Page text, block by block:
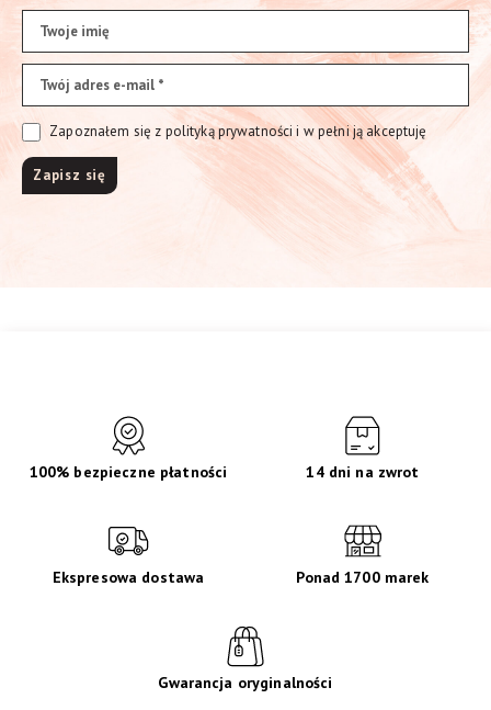
Zapoznałem się z polityką prywatności i w pełni ją akceptuję
100% bezpieczne płatności 14 dni na zwrot
Ekspresowa dostawa Ponad 1700 marek
Gwarancja oryginalności